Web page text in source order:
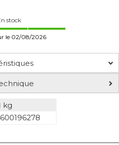
stock
le 02/08/2026
kg